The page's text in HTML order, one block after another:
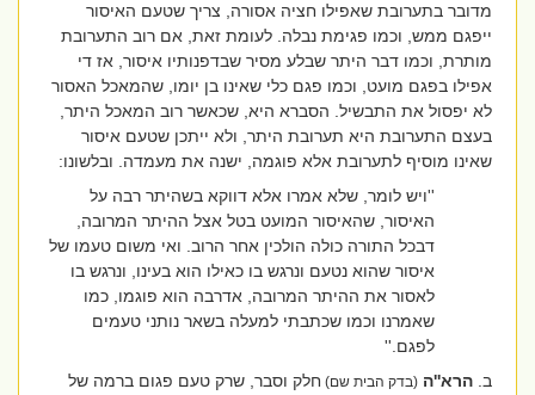
מדובר בתערובת שאפילו חציה אסורה, צריך שטעם האיסור
ייפגם ממש, וכמו פגימת נבלה. לעומת זאת, אם רוב התערובת
מותרת, וכמו דבר היתר שבלע מסיר שבדפנותיו איסור, אז די
אפילו בפגם מועט, וכמו פגם כלי שאינו בן יומו, שהמאכל האסור
לא יפסול את התבשיל.הסברא היא, שכאשר רוב המאכל היתר,
בעצם התערובת היא תערובת היתר, ולא ייתכן שטעם איסור
שאינו מוסיף לתערובת אלא פוגמה, ישנה את מעמדה. ובלשונו:
ויש לומר,שלא אמרו אלא דווקא בשהיתר רבה על
האיסור, שהאיסור המועט בטל אצל ההיתר המרובה,
דבכל התורה כולה הולכין אחר הרוב. ואי משום טעמו של
איסור שהוא נטעם ונרגש בו כאילו הוא בעינו, ונרגש בו
לאסור את ההיתר המרובה, אדרבה הוא פוגמו, כמו
שאמרנו וכמו שכתבתי למעלה בשאר נותני טעמים
לפגם.''
ב.הרא''ה (בדק הבית שם)חלק וסבר, שרק טעם פגום ברמה של